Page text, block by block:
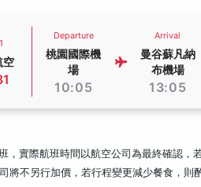
空
Departure
桃園國際機
場
10:05
Arrival
曼谷蘇凡納
布機場
13:05
，實際航班時間以航空公司為最終確認，
將不另行加價，若行程變更減少餐食，則